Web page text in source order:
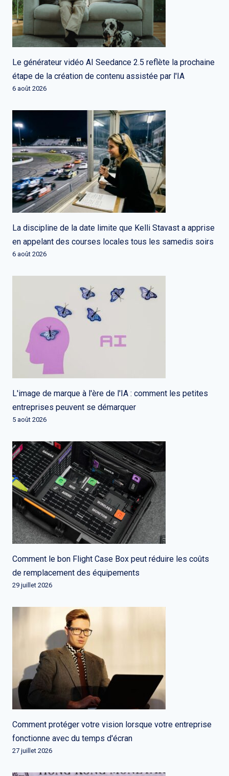
Le générateur vidéo AI Seedance 2.5 reflète la prochaine
étape de la création de contenu assistée par l'IA
6 août 2026
La discipline de la date limite que Kelli Stavast a apprise
en appelant des courses locales tous les samedis soirs
6 août 2026
L'image de marque à l'ère de l'IA : comment les petites
entreprises peuvent se démarquer
5 août 2026
Comment le bon Flight Case Box peut réduire les coûts
de remplacement des équipements
29 juillet 2026
Comment protéger votre vision lorsque votre entreprise
fonctionne avec du temps d'écran
27 juillet 2026